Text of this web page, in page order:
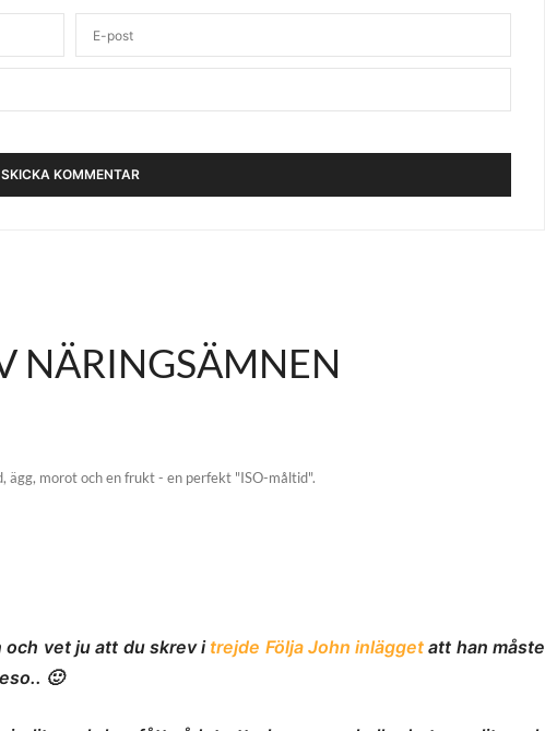
NÄRINGSÄMNEN
ägg, morot och en frukt - en perfekt "ISO-måltid".
vet ju att du skrev i trejde Följa John inlägget att han måste
🙂